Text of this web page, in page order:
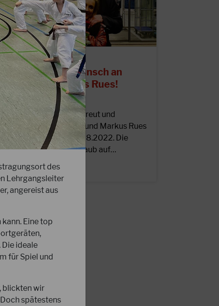
Glückwunsch an
und Markus Rues!
Präsidium ist sehr erfreut und
Christin und Markus Rues
ihrer Hochzeit am 28.08.2022. Die
fand in ihrem Urlaub auf…
des
Lehrgangsleiter
angereist aus
Eine top
ideale
für Spiel und
blickten wir
spätestens